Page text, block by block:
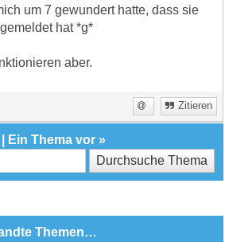
um 7 gewundert hatte, dass sie
hat *g*
aber.
Zitieren
Ein Thema vor »
Themen…